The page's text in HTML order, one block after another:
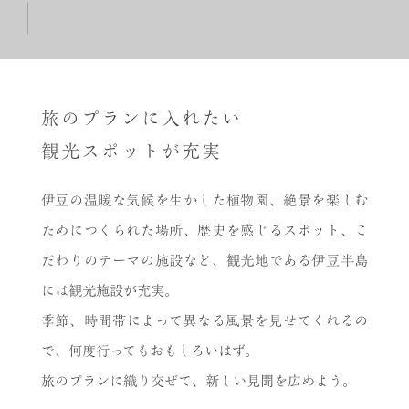
旅のプランに入れたい
観光スポットが充実
伊豆の温暖な気候を生かした植物園、絶景を楽しむ
ためにつくられた場所、歴史を感じるスポット、こ
だわりのテーマの施設など、観光地である伊豆半島
には観光施設が充実。
季節、時間帯によって異なる風景を見せてくれるの
で、何度行ってもおもしろいはず。
旅のプランに織り交ぜて、新しい見聞を広めよう。